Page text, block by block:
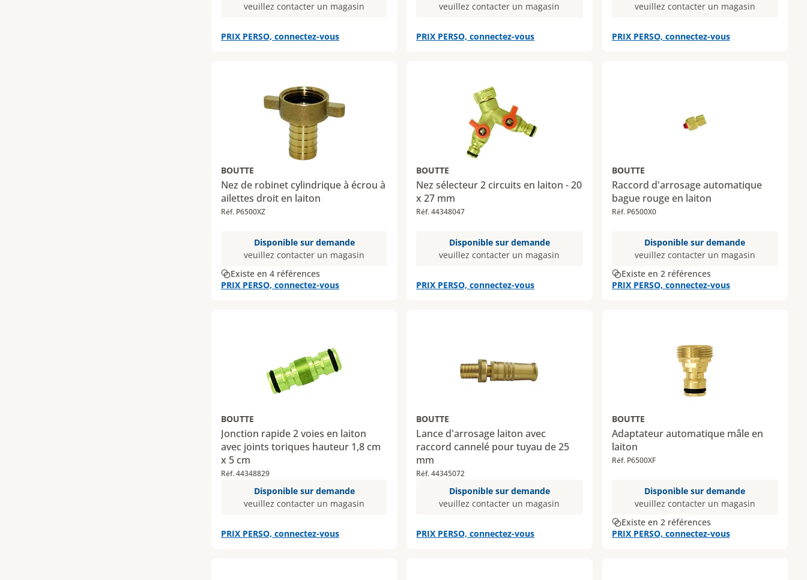
veuillez contacter un magasin
PRIX PERSO, connectez-vous
veuillez contacter un magasin
PRIX PERSO, connectez-vous
veuillez contacter un magasin
PRIX PERSO, connectez-vous
BOUTTE
Nez de robinet cylindrique à écrou à
ailettes droit en laiton
Réf. P6500XZ
Disponible sur demande
veuillez contacter un magasin
Existe en 4 références
PRIX PERSO, connectez-vous
BOUTTE
Nez sélecteur 2 circuits en laiton - 20
x 27 mm
Réf. 44348047
Disponible sur demande
veuillez contacter un magasin
PRIX PERSO, connectez-vous
BOUTTE
Raccord d'arrosage automatique
bague rouge en laiton
Réf. P6500X0
Disponible sur demande
veuillez contacter un magasin
Existe en 2 références
PRIX PERSO, connectez-vous
BOUTTE
Jonction rapide 2 voies en laiton
avec joints toriques hauteur 1,8 cm
x 5 cm
Réf. 44348829
Disponible sur demande
veuillez contacter un magasin
PRIX PERSO, connectez-vous
BOUTTE
Lance d'arrosage laiton avec
raccord cannelé pour tuyau de 25
mm
Réf. 44345072
Disponible sur demande
veuillez contacter un magasin
PRIX PERSO, connectez-vous
BOUTTE
Adaptateur automatique mâle en
laiton
Réf. P6500XF
Disponible sur demande
veuillez contacter un magasin
Existe en 2 références
PRIX PERSO, connectez-vous